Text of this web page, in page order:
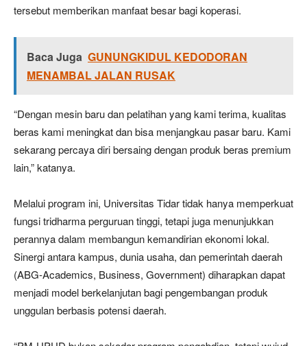
tersebut memberikan manfaat besar bagi koperasi.
Baca Juga GUNUNGKIDUL KEDODORAN
MENAMBAL JALAN RUSAK
“Dengan mesin baru dan pelatihan yang kami terima, kualitas
beras kami meningkat dan bisa menjangkau pasar baru. Kami
sekarang percaya diri bersaing dengan produk beras premium
lain,” katanya.
Melalui program ini, Universitas Tidar tidak hanya memperkuat
fungsi tridharma perguruan tinggi, tetapi juga menunjukkan
perannya dalam membangun kemandirian ekonomi lokal.
Sinergi antara kampus, dunia usaha, dan pemerintah daerah
(ABG-Academics, Business, Government) diharapkan dapat
menjadi model berkelanjutan bagi pengembangan produk
unggulan berbasis potensi daerah.